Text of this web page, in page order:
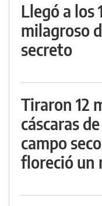
Llegó a los
milagroso
secreto
Tiraron 12
cáscaras
campo
floreció un